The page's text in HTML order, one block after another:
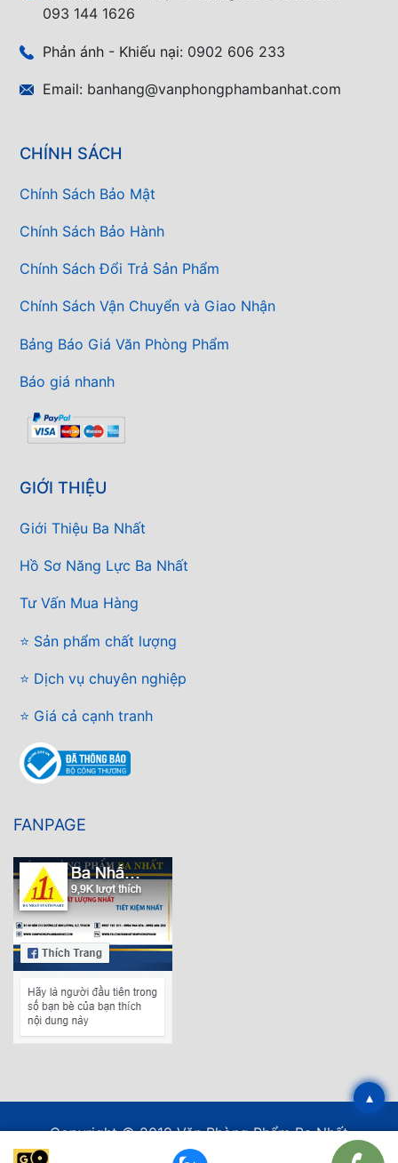
093 144 1626
Phản ánh - Khiếu nại: 0902 606 233
Email: banhang@vanphongphambanhat.com
CHÍNH SÁCH
Chính Sách Bảo Mật
Chính Sách Bảo Hành
Chính Sách Đổi Trả Sản Phẩm
Chính Sách Vận Chuyển và Giao Nhận
Bảng Báo Giá Văn Phòng Phẩm
Báo giá nhanh
GIỚI THIỆU
Giới Thiệu Ba Nhất
Hồ Sơ Năng Lực Ba Nhất
Tư Vấn Mua Hàng
⭐ Sản phẩm chất lượng
⭐ Dịch vụ chuyên nghiệp
⭐ Giá cả cạnh tranh
FANPAGE
Copyright © 2019 Văn Phòng Phẩm Ba Nhất
▴